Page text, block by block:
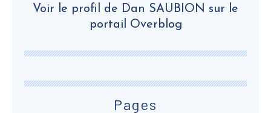
Pages
Voir le profil de Dan SAUBION sur le
portail Overblog